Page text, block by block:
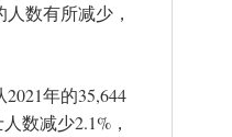
数有所减少，
年的35,644
数减少2.1%，